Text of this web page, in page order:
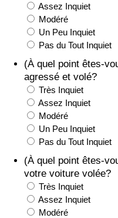
Assez Inquiet
Modéré
Un Peu Inquiet
Pas du Tout Inquiet
(À quel point êtes-
agressé et volé?
Très Inquiet
Assez Inquiet
Modéré
Un Peu Inquiet
Pas du Tout Inquiet
(À quel point êtes-
votre voiture volée?
Très Inquiet
Assez Inquiet
Modéré
Indice de Trafic
Indice de Trafic (Actuel)
Indice de Trafic par Pays